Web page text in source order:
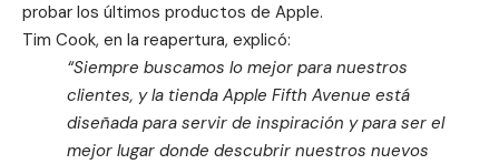
probar los últimos productos de Apple.
Tim Cook, en la reapertura, explicó:
“Siempre buscamos lo mejor para nuestros
clientes, y la tienda Apple Fifth Avenue está
diseñada para servir de inspiración y para ser el
mejor lugar donde descubrir nuestros nuevos